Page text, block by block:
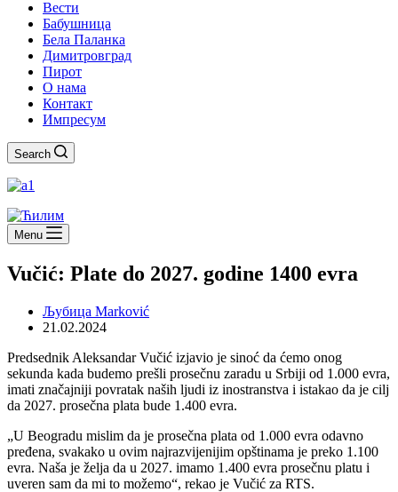
Вести
Бабушница
Бела Паланка
Димитровград
Пирот
О нама
Контакт
Импресум
Search
Menu
Vučić: Plate do 2027. godine 1400 evra
Љубица Marković
21.02.2024
Predsednik Aleksandar Vučić izjavio je sinoć da ćemo onog
sekunda kada budemo prešli prosečnu zaradu u Srbiji od 1.000 evra,
imati značajniji povratak naših ljudi iz inostranstva i istakao da je cilj
da 2027. prosečna plata bude 1.400 evra.
„U Beogradu mislim da je prosečna plata od 1.000 evra odavno
pređena, svakako u ovim najrazvijenijim opštinama je preko 1.100
evra. Naša je želja da u 2027. imamo 1.400 evra prosečnu platu i
uveren sam da mi to možemo“, rekao je Vučić za RTS.